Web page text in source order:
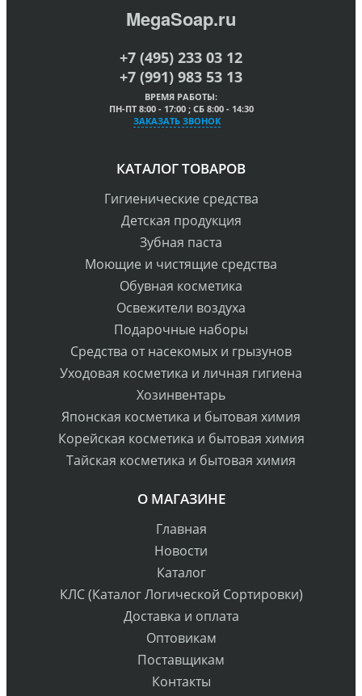
MegaSoap.ru
+7 (495) 233 03 12
+7 (991) 983 53 13
ВРЕМЯ РАБОТЫ:
ПН-ПТ 8:00 - 17:00 ; СБ 8:00 - 14:30
ЗАКАЗАТЬ ЗВОНОК
КАТАЛОГ ТОВАРОВ
Гигиенические средства
Детская продукция
Зубная паста
Моющие и чистящие средства
Обувная косметика
Освежители воздуха
Подарочные наборы
Средства от насекомых и грызунов
Уходовая косметика и личная гигиена
Хозинвентарь
Японская косметика и бытовая химия
Корейская косметика и бытовая химия
Тайская косметика и бытовая химия
О МАГАЗИНЕ
Главная
Новости
Каталог
КЛС (Каталог Логической Сортировки)
Доставка и оплата
Оптовикам
Поставщикам
Контакты